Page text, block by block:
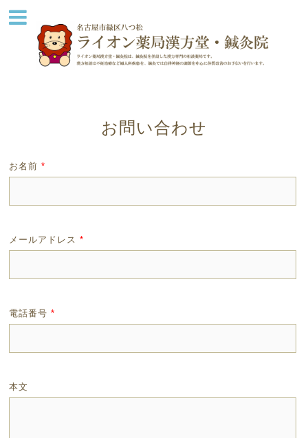
お問い合わせ
お名前 *
メールアドレス *
電話番号 *
本文